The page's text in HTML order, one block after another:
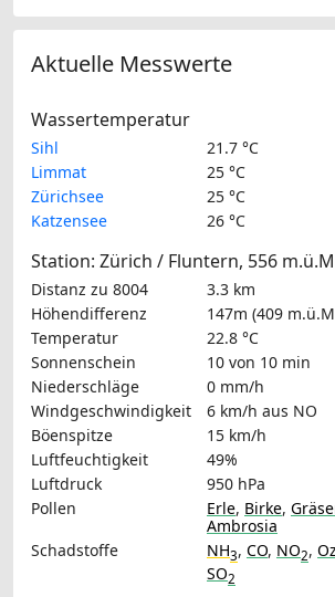
Aktuelle Messwerte
Wassertemperatur
Sihl
21.7 °C
Limmat
25 °C
Zürichsee
25 °C
Katzensee
26 °C
Station: Zürich / Fluntern, 556
Distanz zu 8004
3.3 km
Höhendifferenz
147m (409
Temperatur
22.8 °C
Sonnenschein
10 von 10 min
Niederschläge
0 mm/h
Windgeschwindigkeit
6 km/h aus NO
Böenspitze
15 km/h
Luftfeuchtigkeit
49%
Luftdruck
950 hPa
Pollen
Erle, Birke,
Ambrosia
Schadstoffe
NH3, CO, NO2,
SO2